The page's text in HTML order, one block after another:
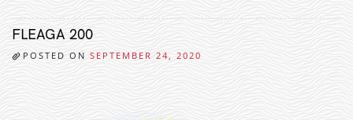
FLEAGA 200
POSTED ON SEPTEMBER 24, 2020